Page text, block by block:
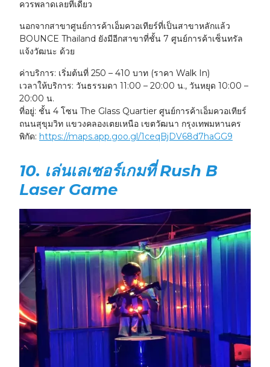
ควรพลาดเลยทีเดียว
นอกจากสาขาศูนย์การค้าเอ็มควอเทียร์ที่เป็นสาขาหลักแล้ว
BOUNCE Thailand ยังมีอีกสาขาที่ชั้น 7 ศูนย์การค้าเซ็นทรัล
แจ้งวัฒนะ ด้วย
ค่าบริการ: เริ่มต้นที่ 250 – 410 บาท (ราคา Walk In)
เวลาให้บริการ: วันธรรมดา 11:00 – 20:00 น., วันหยุด 10:00 –
20:00 น.
ที่อยู่: ชั้น 4 โซน The Glass Quartier ศูนย์การค้าเอ็มควอเทียร์
ถนนสุขุมวิท แขวงคลองเตยเหนือ เขตวัฒนา กรุงเทพมหานคร
พิกัด: https://maps.app.goo.gl/1ceqBjDV68d7haGG9
10. เล่นเลเซอร์เกมที่ Rush B
Laser Game